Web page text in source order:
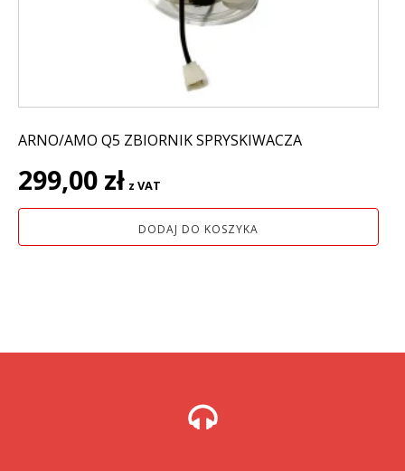
ARNO/AMO Q5 ZBIORNIK SPRYSKIWACZA
299,00 zł z VAT
DODAJ DO KOSZYKA